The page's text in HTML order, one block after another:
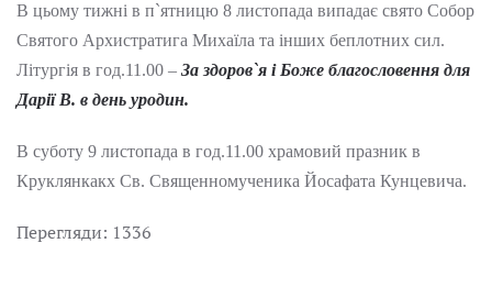
В цьому тижні в п`ятницю 8 листопада випадає свято Собор
Святого Архистратига Михаїла та інших беплотних сил.
Літургія в год.11.00 – За здоров`я і Боже благословення для
Дарії В. в день уродин.
В суботу 9 листопада в год.11.00 храмовий празник в
Круклянкакх Св. Священномученика Йосафата Кунцевича.
Перегляди: 1336